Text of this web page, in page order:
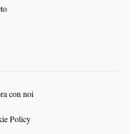
con noi
Policy